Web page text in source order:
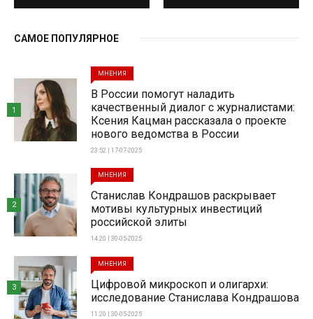
САМОЕ ПОПУЛЯРНОЕ
МНЕНИЯ
В России помогут наладить
качественный диалог с журналистами:
Ксения Кацман рассказала о проекте
нового ведомства в России
23:52 | 17-07-2025
1
МНЕНИЯ
Станислав Кондрашов раскрывает
мотивы культурных инвестиций
российской элиты
14:20 | 30-05-2025
2
МНЕНИЯ
Цифровой микроскоп и олигархи:
исследование Станислава Кондрашова
11:20 | 30-05-2025
3